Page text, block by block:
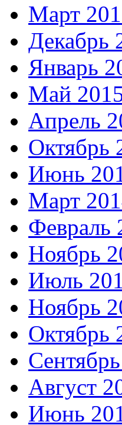
Март
Декабрь
Январь
Май
Апрель
Октябрь
Июнь
Март
Февраль
Ноябрь
Июль
Ноябрь
Октябрь
Август
Июнь